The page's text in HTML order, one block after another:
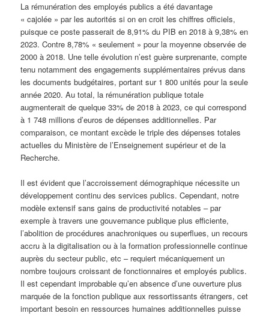
La rémunération des employés publics a été davantage
« cajolée » par les autorités si on en croit les chiffres officiels,
puisque ce poste passerait de 8,91% du PIB en 2018 à 9,38% en
2023. Contre 8,78% « seulement » pour la moyenne observée de
2000 à 2018. Une telle évolution n’est guère surprenante, compte
tenu notamment des engagements supplémentaires prévus dans
les documents budgétaires, portant sur 1 800 unités pour la seule
année 2020. Au total, la rémunération publique totale
augmenterait de quelque 33% de 2018 à 2023, ce qui correspond
à 1 748 millions d’euros de dépenses additionnelles. Par
comparaison, ce montant excède le triple des dépenses totales
actuelles du Ministère de l’Enseignement supérieur et de la
Recherche.
Il est évident que l’accroissement démographique nécessite un
développement continu des services publics. Cependant, notre
modèle extensif sans gains de productivité notables – par
exemple à travers une gouvernance publique plus efficiente,
l’abolition de procédures anachroniques ou superflues, un recours
accru à la digitalisation ou à la formation professionnelle continue
auprès du secteur public, etc – requiert mécaniquement un
nombre toujours croissant de fonctionnaires et employés publics.
Il est cependant improbable qu’en absence d’une ouverture plus
marquée de la fonction publique aux ressortissants étrangers, cet
important besoin en ressources humaines additionnelles puisse